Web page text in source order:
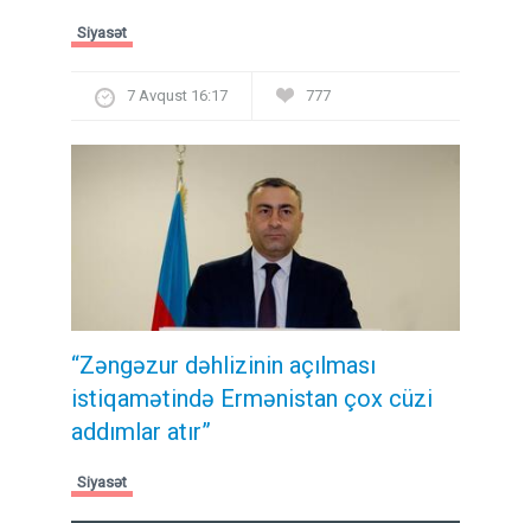
Siyasət
7 Avqust 16:17 777
“Zəngəzur dəhlizinin açılması
istiqamətində Ermənistan çox cüzi
addımlar atır”
Siyasət